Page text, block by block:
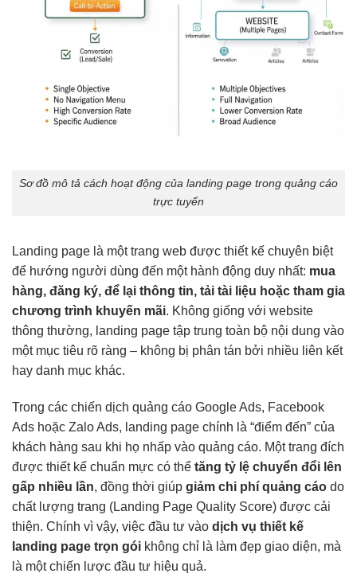
Sơ đồ mô tả cách hoạt động của landing page trong quảng cáo
trực tuyến
Landing page là một trang web được thiết kế chuyên biệt
để hướng người dùng đến một hành động duy nhất: mua
hàng, đăng ký, để lại thông tin, tải tài liệu hoặc tham gia
chương trình khuyến mãi. Không giống với website
thông thường, landing page tập trung toàn bộ nội dung vào
một mục tiêu rõ ràng – không bị phân tán bởi nhiều liên kết
hay danh mục khác.
Trong các chiến dịch quảng cáo Google Ads, Facebook
Ads hoặc Zalo Ads, landing page chính là “điểm đến” của
khách hàng sau khi họ nhấp vào quảng cáo. Một trang đích
được thiết kế chuẩn mực có thể tăng tỷ lệ chuyển đổi lên
gấp nhiều lần, đồng thời giúp giảm chi phí quảng cáo do
chất lượng trang (Landing Page Quality Score) được cải
thiện. Chính vì vậy, việc đầu tư vào dịch vụ thiết kế
landing page trọn gói không chỉ là làm đẹp giao diện, mà
là một chiến lược đầu tư hiệu quả.